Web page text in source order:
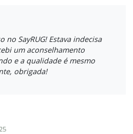
no SayRUG! Estava indecisa
um aconselhamento
e a qualidade é mesmo
obrigada!